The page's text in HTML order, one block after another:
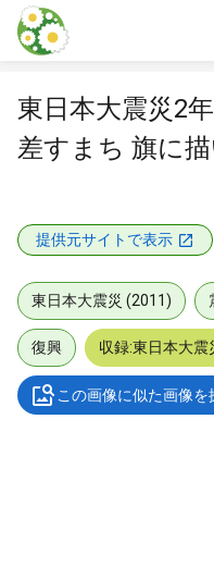
本文に飛ぶ
東日本大震災2
差すまち 旗に
提供元サイトで表示
東日本大震災 (2011)
復興 収録:東日本大
この画像に似た画像を